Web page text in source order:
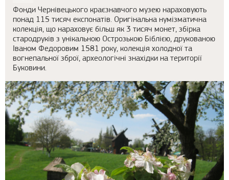
Фонди Чернівецького краєзнавчого музею нараховують
понад 115 тисяч експонатів. Оригінальна нумізматична
колекція, що нараховує більш як 3 тисяч монет, збірка
стародруків з унікальною Острозькою Біблією, друкованою
Іваном Федоровим 1581 року, колекція холодної та
вогнепальної зброї, археологічні знахідки на території
Буковини.